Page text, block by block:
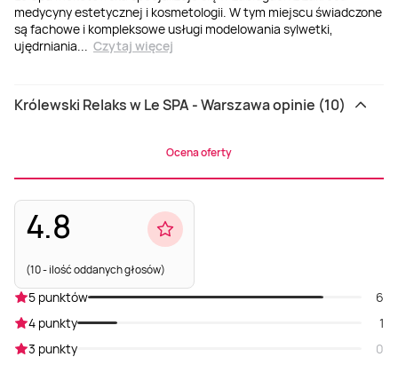
medycyny estetycznej i kosmetologii. W tym miejscu świadczone
są fachowe i kompleksowe usługi modelowania sylwetki,
ujędrniania
Czytaj więcej
Królewski Relaks w Le SPA - Warszawa opinie (10)
Ocena oferty
4.8
(10 - ilość oddanych głosów)
5 punktów
6
4 punkty
1
3 punkty
0